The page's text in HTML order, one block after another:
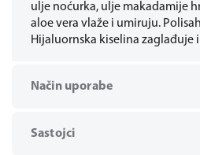
ulje noćurka, ulje makadamije
aloe vera vlaže i umiruju.
Hijaluornska kiselina zaglađuje
Način uporabe
Sastojci